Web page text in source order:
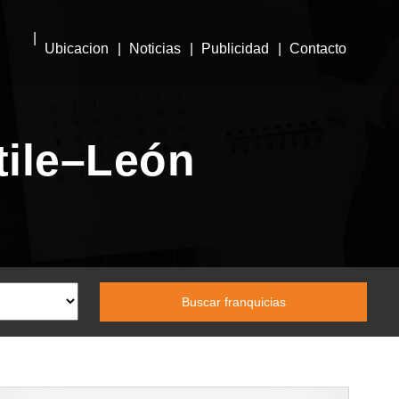
Ubicacion Noticias Publicidad Contacto